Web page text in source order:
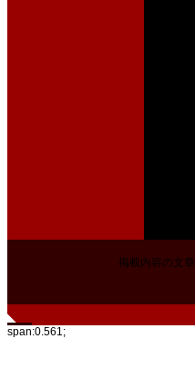
掲載内容の文
span:0.561;